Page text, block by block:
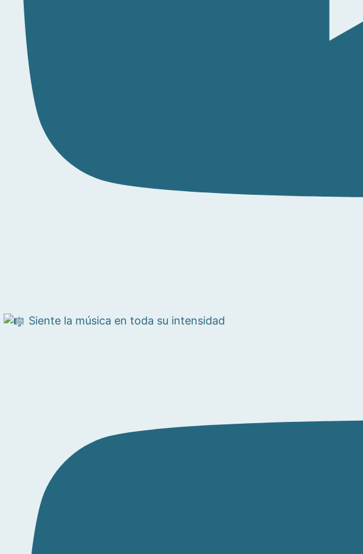
Siente la música en toda su intensidad